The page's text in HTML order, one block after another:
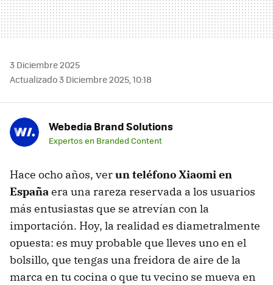
3 Diciembre 2025
Actualizado 3 Diciembre 2025, 10:18
Webedia Brand Solutions
Expertos en Branded Content
Hace ocho años, verun teléfono Xiaomi en
Españaera una rareza reservada a los usuarios
más entusiastas que se atrevían con la
importación. Hoy, la realidad es diametralmente
opuesta: es muy probable que lleves uno en el
bolsillo, que tengas una freidora de aire de la
marca en tu cocina o que tu vecino se mueva en